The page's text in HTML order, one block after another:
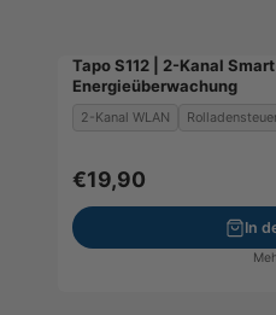
Bestseller
Tapo S112 | 2-Kanal
Energieüberwachung
2-Kanal WLAN
Angebot
€19,90
In